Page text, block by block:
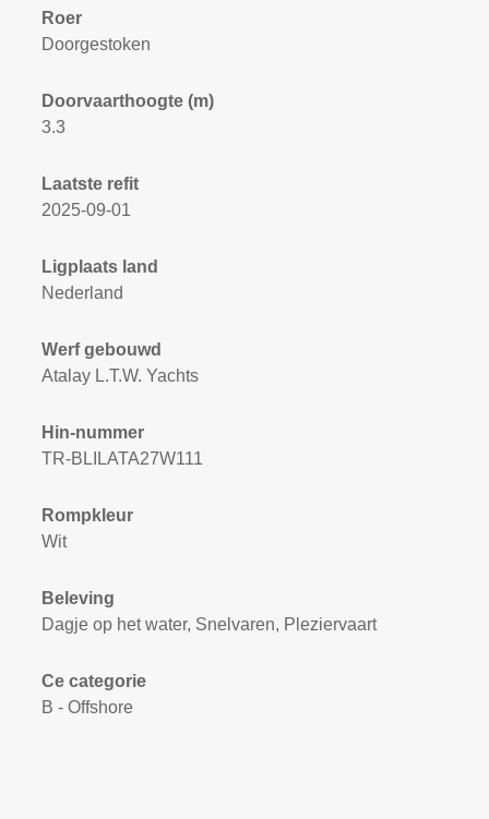
Roer
Doorgestoken
Doorvaarthoogte (m)
3.3
Laatste refit
2025-09-01
Ligplaats land
Nederland
Werf gebouwd
Atalay L.T.W. Yachts
Hin-nummer
TR-BLILATA27W111
Rompkleur
Wit
Beleving
Dagje op het water, Snelvaren, Pleziervaart
Ce categorie
B - Offshore